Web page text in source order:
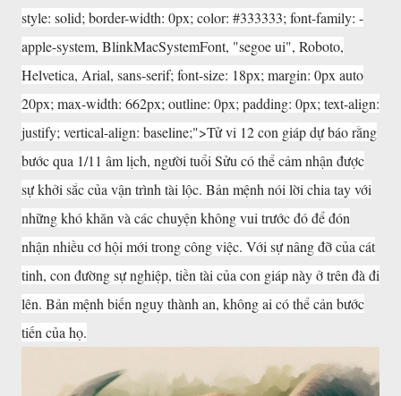
style: solid; border-width: 0px; color: #333333; font-family: -
apple-system, BlinkMacSystemFont, "segoe ui", Roboto,
Helvetica, Arial, sans-serif; font-size: 18px; margin: 0px auto
20px; max-width: 662px; outline: 0px; padding: 0px; text-align:
justify; vertical-align: baseline;">Tử vi 12 con giáp dự báo rằng
bước qua 1/11 âm lịch, người tuổi Sửu có thể cảm nhận được
sự khởi sắc của vận trình tài lộc. Bản mệnh nói lời chia tay với
những khó khăn và các chuyện không vui trước đó để đón
nhận nhiều cơ hội mới trong công việc. Với sự nâng đỡ của cát
tinh, con đường sự nghiệp, tiền tài của con giáp này ở trên đà đi
lên. Bản mệnh biến nguy thành an, không ai có thể cản bước
tiến của họ.